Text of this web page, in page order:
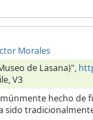
Morales
de Lasana)",
V3
hecho